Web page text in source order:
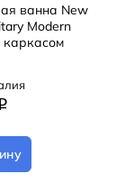
ванна New
Modern
каркасом